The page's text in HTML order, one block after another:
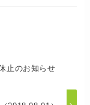
止のお知らせ